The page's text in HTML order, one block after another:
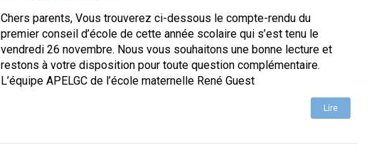
Chers parents, Vous trouverez ci-dessous le compte-rendu du
premier conseil d’école de cette année scolaire qui s’est tenu le
vendredi 26 novembre. Nous vous souhaitons une bonne lecture et
restons à votre disposition pour toute question complémentaire.
L’équipe APELGC de l’école maternelle René Guest
Lire